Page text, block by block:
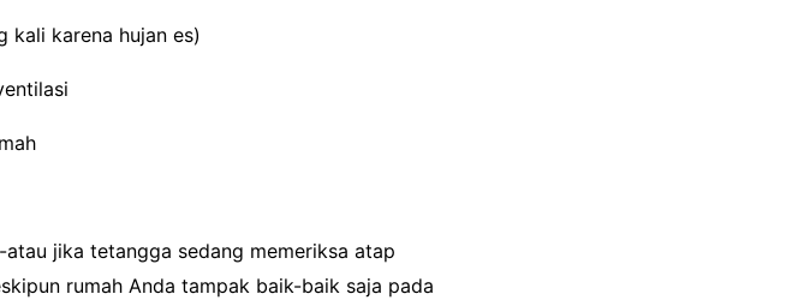
kali karena hujan es)
jika tetangga sedang memeriksa atap
rumah Anda tampak baik-baik saja pada